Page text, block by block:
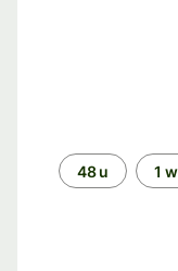
Periode48 u 1 w